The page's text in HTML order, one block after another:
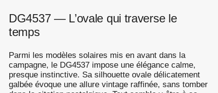
DG4537 — L’ovale qui traverse le
temps
Parmi les modèles solaires mis en avant dans la
campagne, le DG4537 impose une élégance calme,
presque instinctive. Sa silhouette ovale délicatement
galbée évoque une allure vintage raffinée, sans tomber